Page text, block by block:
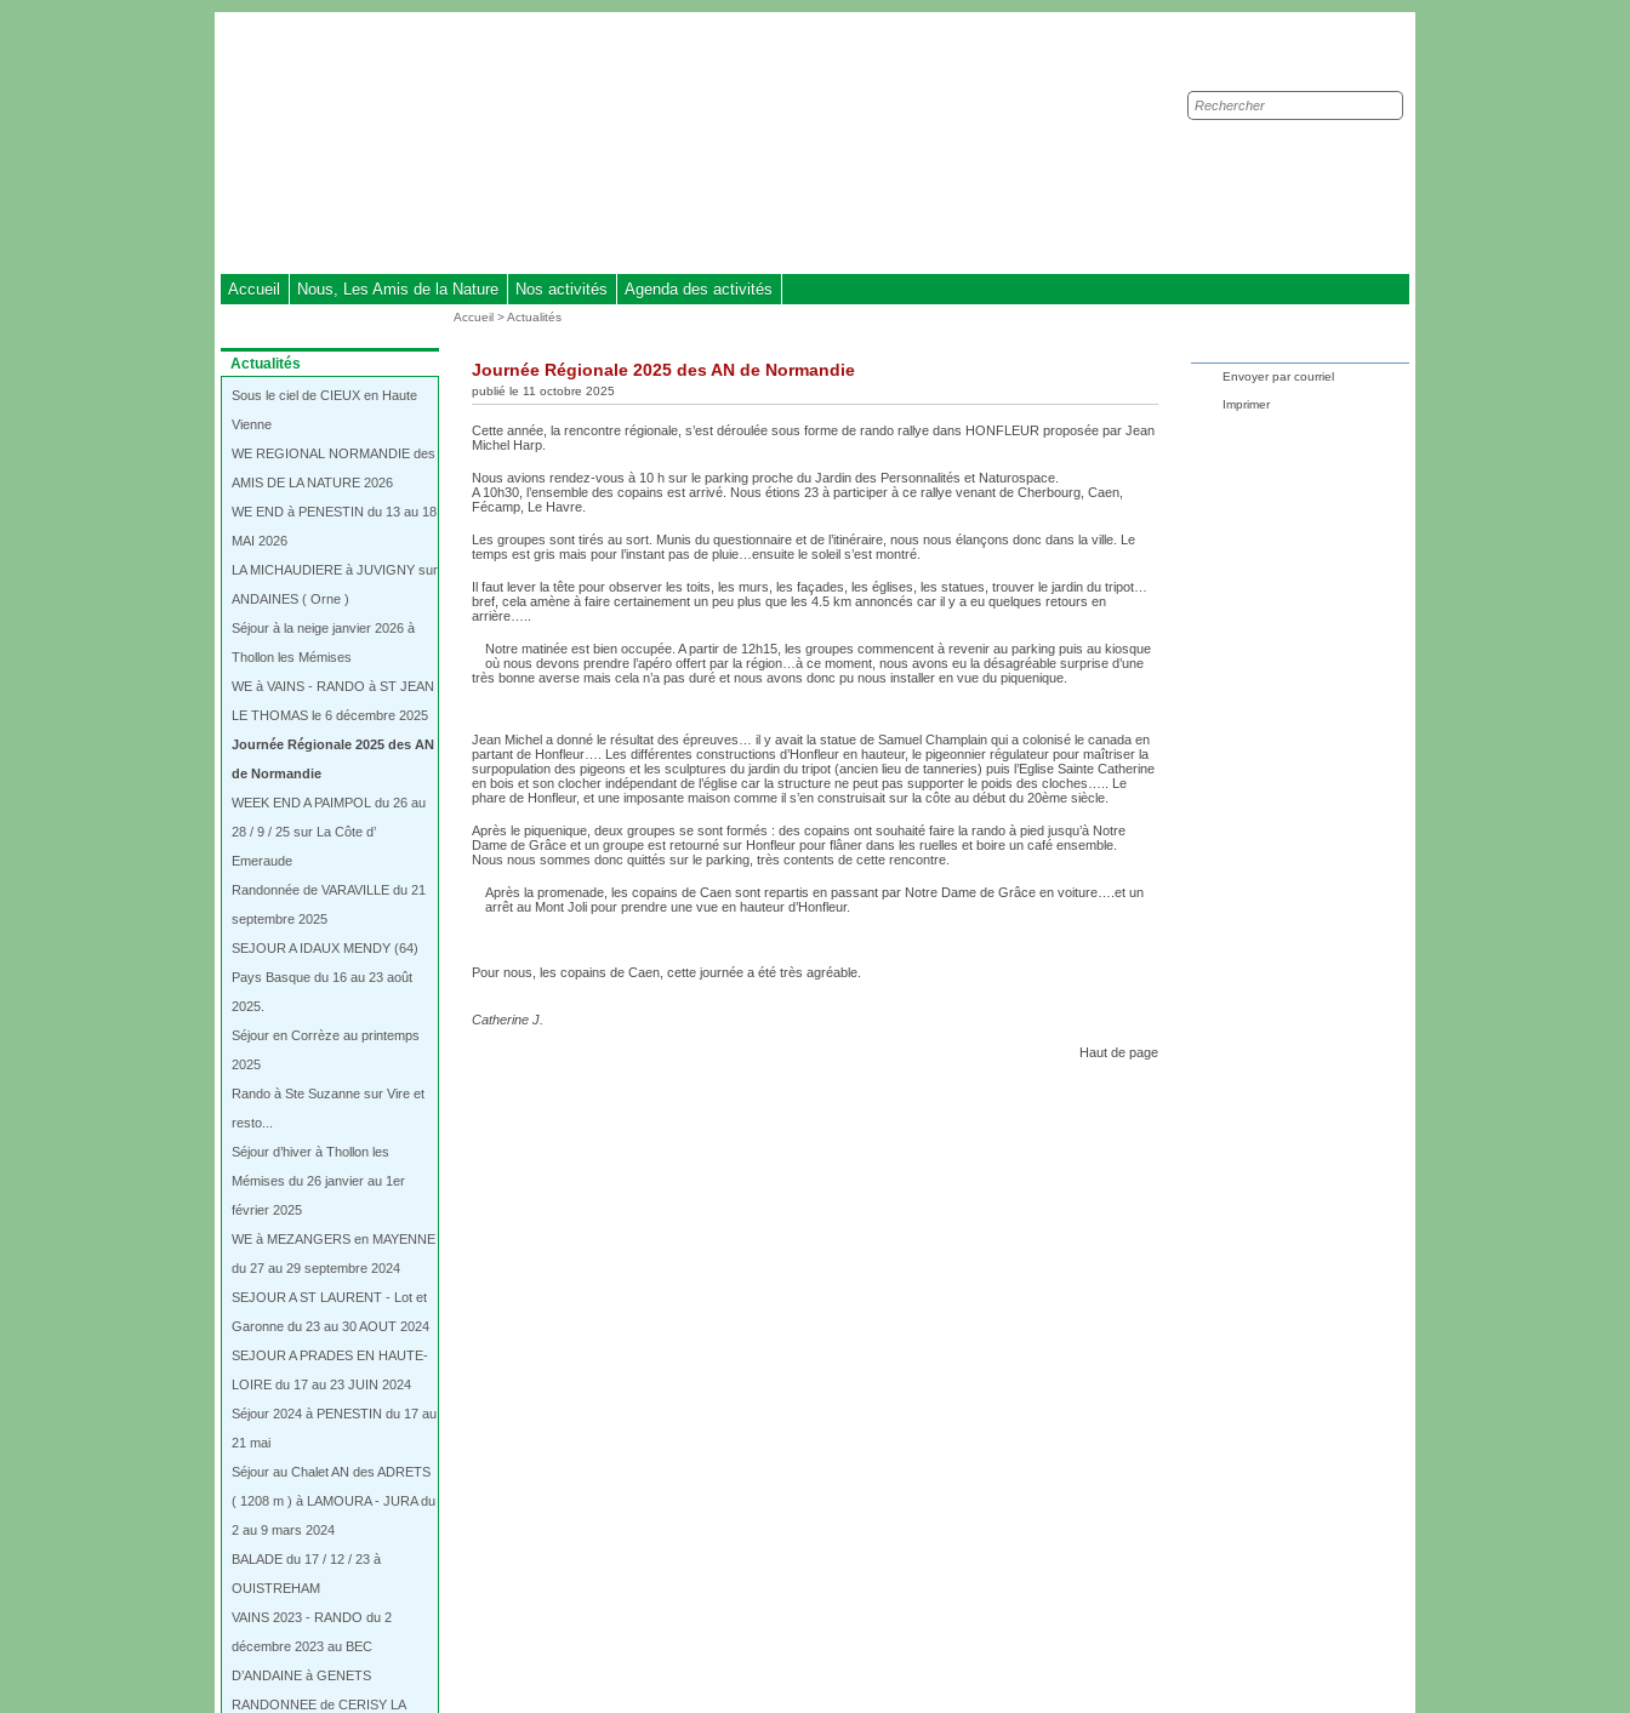
Recherche
sur
Accueil Nous, Les Amis de la Nature Nos activités Agenda des activités
Dans
la
rubrique
Actualités
Sous le ciel de CIEUX en Haute
Vienne
WE REGIONAL NORMANDIE des
AMIS DE LA NATURE 2026
WE END à PENESTIN du 13 au 18
MAI 2026
LA MICHAUDIERE à JUVIGNY sur
ANDAINES ( Orne )
Séjour à la neige janvier 2026 à
Thollon les Mémises
WE à VAINS - RANDO à ST JEAN
LE THOMAS le 6 décembre 2025
Journée Régionale 2025 des AN
de Normandie
WEEK END A PAIMPOL du 26 au
28 / 9 / 25 sur La Côte d’
Emeraude
Randonnée de VARAVILLE du 21
septembre 2025
SEJOUR A IDAUX MENDY (64)
Pays Basque du 16 au 23 août
2025.
Séjour en Corrèze au printemps
2025
Rando à Ste Suzanne sur Vire et
resto...
Séjour d’hiver à Thollon les
Mémises du 26 janvier au 1er
février 2025
WE à MEZANGERS en MAYENNE
du 27 au 29 septembre 2024
SEJOUR A ST LAURENT - Lot et
Garonne du 23 au 30 AOUT 2024
SEJOUR A PRADES EN HAUTE-
LOIRE du 17 au 23 JUIN 2024
Séjour 2024 à PENESTIN du 17 au
21 mai
Séjour au Chalet AN des ADRETS
( 1208 m ) à LAMOURA - JURA du
2 au 9 mars 2024
BALADE du 17 / 12 / 23 à
OUISTREHAM
VAINS 2023 - RANDO du 2
décembre 2023 au BEC
D’ANDAINE à GENETS
RANDONNEE de CERISY LA
Vous
Accueil >Actualités
Journée Régionale 2025 des AN de Normandie
publié le 11 octobre 2025
Cette année, la rencontre régionale, s’est déroulée sous forme de rando rallye dans HONFLEUR proposée par Jean
Michel Harp.
Nous avions rendez-vous à 10 h sur le parking proche du Jardin des Personnalités et Naturospace.
A 10h30, l’ensemble des copains est arrivé. Nous étions 23 à participer à ce rallye venant de Cherbourg, Caen,
Fécamp, Le Havre.
Les groupes sont tirés au sort. Munis du questionnaire et de l’itinéraire, nous nous élançons donc dans la ville. Le
temps est gris mais pour l’instant pas de pluie…ensuite le soleil s’est montré.
Il faut lever la tête pour observer les toits, les murs, les façades, les églises, les statues, trouver le jardin du tripot…
bref, cela amène à faire certainement un peu plus que les 4.5 km annoncés car il y a eu quelques retours en
arrière…..
Notre matinée est bien occupée. A partir de 12h15, les groupes commencent à revenir au parking puis au kiosque
où nous devons prendre l’apéro offert par la région…à ce moment, nous avons eu la désagréable surprise d’une
très bonne averse mais cela n’a pas duré et nous avons donc pu nous installer en vue du piquenique.
Jean Michel a donné le résultat des épreuves… il y avait la statue de Samuel Champlain qui a colonisé le canada en
partant de Honfleur…. Les différentes constructions d’Honfleur en hauteur, le pigeonnier régulateur pour maîtriser la
surpopulation des pigeons et les sculptures du jardin du tripot (ancien lieu de tanneries) puis l’Eglise Sainte Catherine
en bois et son clocher indépendant de l’église car la structure ne peut pas supporter le poids des cloches….. Le
phare de Honfleur, et une imposante maison comme il s’en construisait sur la côte au début du 20ème siècle.
Après le piquenique, deux groupes se sont formés : des copains ont souhaité faire la rando à pied jusqu’à Notre
Dame de Grâce et un groupe est retourné sur Honfleur pour flâner dans les ruelles et boire un café ensemble.
Nous nous sommes donc quittés sur le parking, très contents de cette rencontre.
Après la promenade, les copains de Caen sont repartis en passant par Notre Dame de Grâce en voiture….et un
arrêt au Mont Joli pour prendre une vue en hauteur d’Honfleur.
Pour nous, les copains de Caen, cette journée a été très agréable.
Catherine J.
Haut de page
Envoyer par courriel
Imprimer